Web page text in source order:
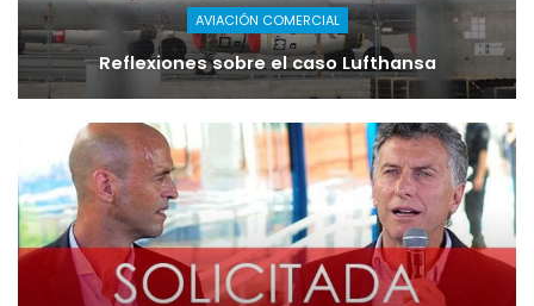
AVIACIÓN COMERCIAL
Reflexiones sobre el caso Lufthansa